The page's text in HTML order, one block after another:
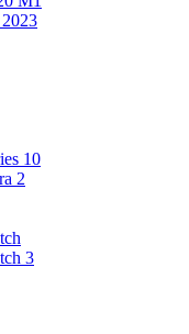
10
2
3